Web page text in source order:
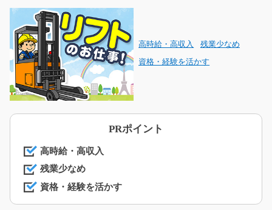
高時給・高収入 残業少なめ
資格・経験を活かす
PRポイント
高時給・高収入
残業少なめ
資格・経験を活かす